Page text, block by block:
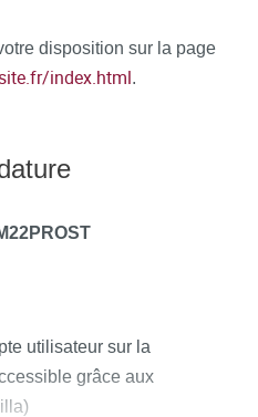
disposition sur la page
index.html.
utilisateur sur la
grâce aux